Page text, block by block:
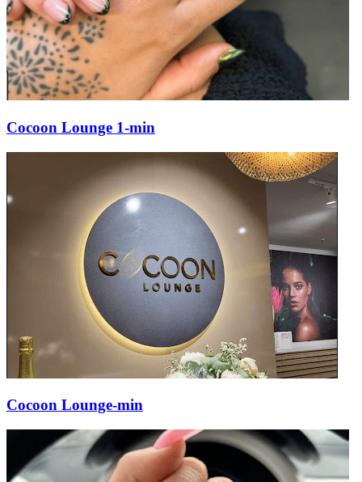
Cocoon Lounge 1-min
Cocoon Lounge-min